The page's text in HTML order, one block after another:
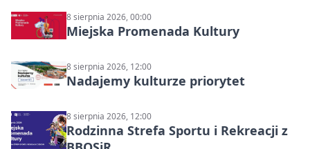
8 sierpnia 2026, 00:00
Miejska Promenada Kultury
8 sierpnia 2026, 12:00
Nadajemy kulturze priorytet
8 sierpnia 2026, 12:00
Rodzinna Strefa Sportu i Rekreacji z